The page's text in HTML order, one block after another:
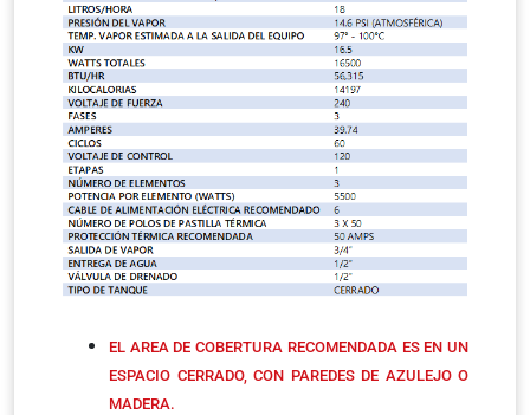
EL AREA DE COBERTURA RECOMENDADA ES EN UN
ESPACIO CERRADO, CON PAREDES DE AZULEJO O
MADERA.